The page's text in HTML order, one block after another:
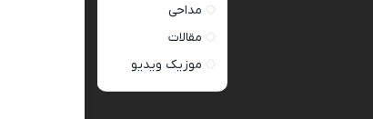
مداحی
مقالات
موزیک ویدیو